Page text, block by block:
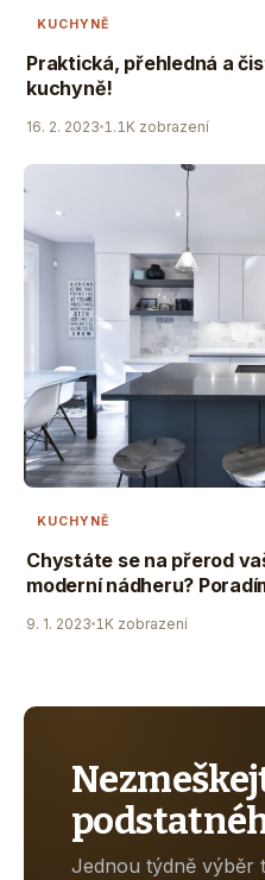
KUCHYNĚ
Praktická, přehledná a
kuchyně!
16. 2. 2023 1.1K zobrazení
KUCHYNĚ
Chystáte se na přerod
moderní nádheru?
9. 1. 2023 1K zobrazení
Jednou týdně výběr